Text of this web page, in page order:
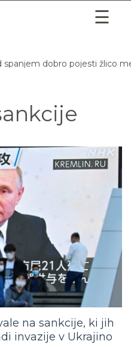
spanjem dobro pojesti žlico
na sankcije, ki jih
invazije v Ukrajino